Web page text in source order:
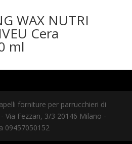
WAX NUTRI
Cera
ml
forniture per parrucchieri di
Via Fezzan, 3/3 20146 Milano -
09457050152